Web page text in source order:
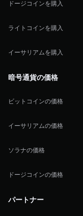
ドージコインを購入
ライトコインを購入
イーサリアムを購入
暗号通貨の価格
ビットコインの価格
イーサリアムの価格
ソラナの価格
ドージコインの価格
パートナー